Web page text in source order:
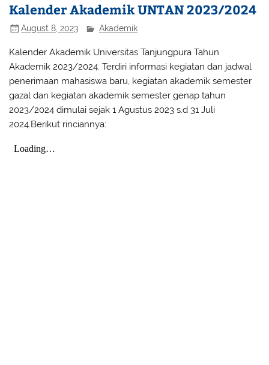
Kalender Akademik UNTAN 2023/2024
August 8, 2023 Akademik
Kalender Akademik Universitas Tanjungpura Tahun
Akademik 2023/2024. Terdiri informasi kegiatan dan jadwal
penerimaan mahasiswa baru, kegiatan akademik semester
gazal dan kegiatan akademik semester genap tahun
2023/2024 dimulai sejak 1 Agustus 2023 s.d 31 Juli
2024.Berikut rinciannya: